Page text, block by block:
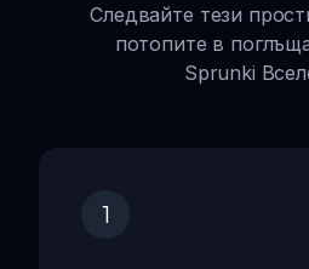
Следвайте тези
потопите в
Sprunki
1